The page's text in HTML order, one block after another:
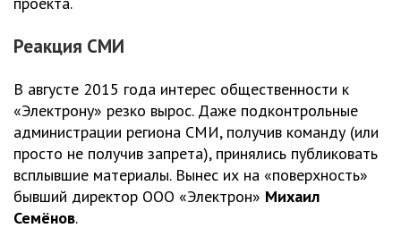
Реакция СМИ
В августе 2015 года интерес общественности к
«Электрону» резко вырос. Даже подконтрольные
администрации региона СМИ, получив команду (или
просто не получив запрета), принялись публиковать
всплывшие материалы. Вынес их на «поверхность»
бывший директор ООО «Электрон» Михаил
Семёнов.